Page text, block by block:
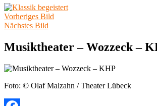
Vorheriges Bild
Nächstes Bild
Musiktheater – Wozzeck –
Foto: © Olaf Malzahn / Theater Lübeck